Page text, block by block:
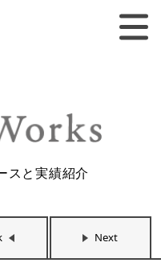
スと実績紹介
Next